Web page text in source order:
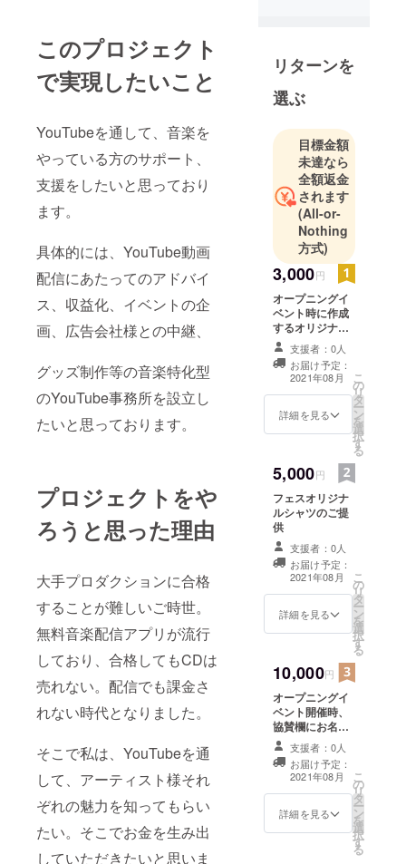
このプロジェクト
で実現したいこと
YouTubeを通して、音楽を
やっている方のサポート、
支援をしたいと思っており
ます。
具体的には、YouTube動画
配信にあたってのアドバイ
ス、収益化、イベントの企
画、広告会社様との中継、
グッズ制作等の音楽特化型
のYouTube事務所を設立し
たいと思っております。
プロジェクトをや
ろうと思った理由
大手プロダクションに合格
することが難しいご時世。
無料音楽配信アプリが流行
しており、合格してもCDは
売れない。配信でも課金さ
れない時代となりました。
そこで私は、YouTubeを通
して、アーティスト様それ
ぞれの魅力を知ってもらい
たい。そこでお金を生み出
していただきたいと思いま
リターンを
選ぶ
目標金額
未達なら
全額返金
されます
(All-or-
Nothing
方式)
3,000円
オープニングイ
ベント時に作成
するオリジナル
タオルのご提
供。支援者：0人
お届け予定：
2021年08月
詳細を見る
こ
の
リ
タ
ー
ン
を
選
択
す
る
5,000円
フェスオリジナ
ルシャツのご提
供
支援者：0人
お届け予定：
2021年08月
詳細を見る
こ
の
リ
タ
ー
ン
を
選
択
す
る
10,000円
オープニングイ
ベント開催時、
協賛欄にお名前
を記載させてい
ただきます。 ※
支援時、必ず備
考欄にご希望の
お名前をご記入
ください。
支援者：0人
お届け予定：
2021年08月
詳細を見る
こ
の
リ
タ
ー
ン
を
選
択
す
る